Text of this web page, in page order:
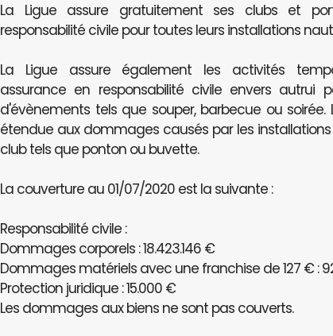
La Ligue assure gratuitement ses clubs et
responsabilité civile pour toutes leurs installations
La Ligue assure également les activités
assurance en responsabilité civile envers autrui
d'évènements tels que souper, barbecue ou soirée.
étendue aux dommages causés par les
club tels que ponton ou buvette.
La couverture au 01/07/2020 est la suivante :
Responsabilité civile :
Dommages corporels : 18.423.146 €
Dommages matériels avec une franchise de 127 € :
Protection juridique : 15.000 €
Les dommages aux biens ne sont pas couverts.